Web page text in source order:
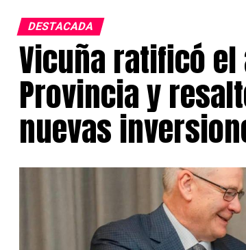
Dentro del universo analizado, los
comercios concentran el mayor
financiamiento, caracterizado por
ventas, registra una mora superior
bancos, tarjetas de crédito,
La distribución territorial muestra
en comercios. Le siguen Rawson,
51,7%; y Valle Fértil, donde el
El informe también evidencia que
presentan niveles de
DESTACADA
Vicuña ratificó
Provincia y
nuevas